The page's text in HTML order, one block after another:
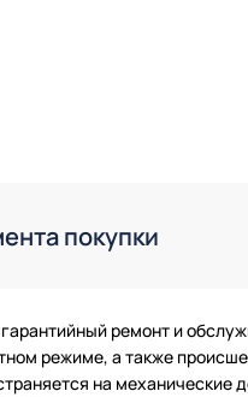
покупки
ремонт и
режиме, а также
на